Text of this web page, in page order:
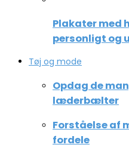
Plakater med
personligt og
Tøj og mode
Opdag de
læderbælter
Forståelse af
fordele